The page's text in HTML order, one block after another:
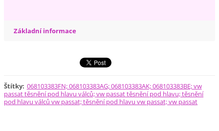
Základní informace
Štítky: 068103383FN; 068103383AG; 068103383AK; 068103383BE; vw
passat těsnění pod hlavu válců; vw passat těsnění pod hlavu; těsnění
pod hlavu válců vw passat; těsnění pod hlavu vw passat; vw passat